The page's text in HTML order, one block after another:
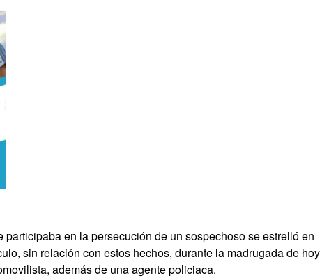
en la persecución de un sospechoso se estrelló en
sin relación con estos hechos, durante la madrugada de hoy
además de una agente policiaca.